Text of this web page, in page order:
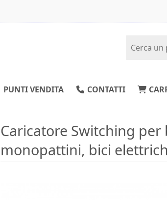
PUNTI VENDITA CONTATTI
Caricatore Switching
monopattini, bici